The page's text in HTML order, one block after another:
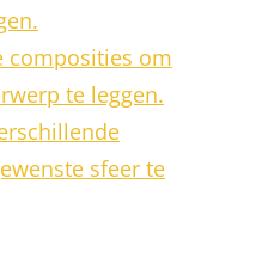
composities om
te leggen.
sfeer te